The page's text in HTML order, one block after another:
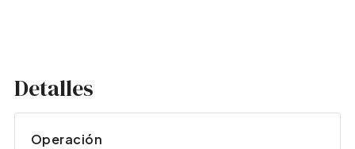
Detalles
Operación